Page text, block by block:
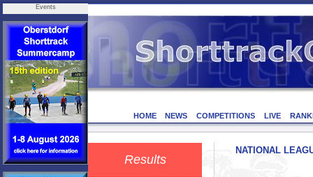
Events
HOME NEWS COMPETITIONS LIVE
Results
NATIONAL